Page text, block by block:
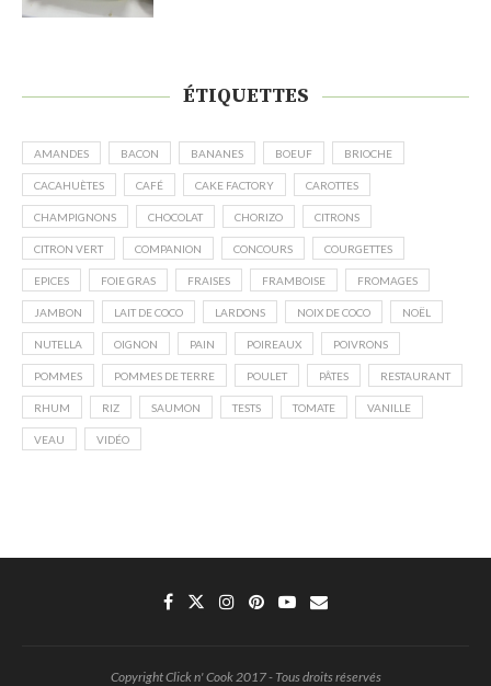
ÉTIQUETTES
AMANDES BACON BANANES BOEUF BRIOCHE
CACAHUÈTES CAFÉ CAKE FACTORY CAROTTES
CHAMPIGNONS CHOCOLAT CHORIZO CITRONS
CITRON VERT COMPANION CONCOURS COURGETTES
EPICES FOIE GRAS FRAISES FRAMBOISE FROMAGES
JAMBON LAIT DE COCO LARDONS NOIX DE COCO NOËL
NUTELLA OIGNON PAIN POIREAUX POIVRONS
POMMES POMMES DE TERRE POULET PÂTES RESTAURANT
RHUM RIZ SAUMON TESTS TOMATE VANILLE
VEAU VIDÉO
Copyright Click n' Cook 2017 - Tous droits réservés